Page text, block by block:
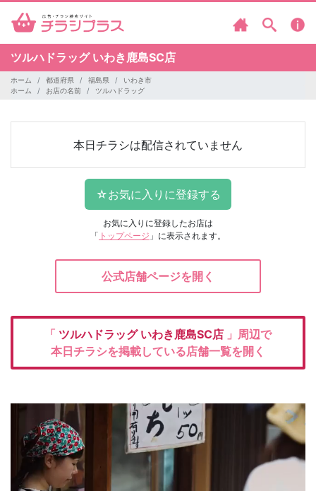
ツルハドラッグ いわき鹿島SC店
ホーム 都道府県 福島県
いわき市
ホーム
お店の名前 ツルハドラッグ
本日チラシは配信されていません
お気に入りに登録したお店は
「 トップページ 」に表示されます。
公式店舗ページを開く
「 ツルハドラッグ いわき鹿島SC店 」周辺で
本日チラシを掲載している店舗一覧を開く